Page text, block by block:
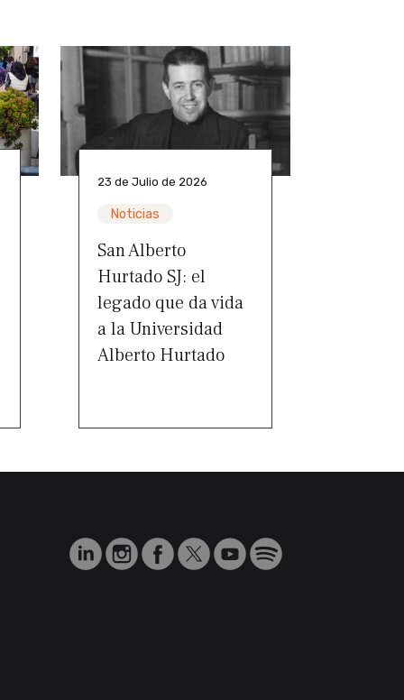
23 de Julio de 2026
Noticias
San Alberto
Hurtado SJ: el
legado que da vida
a la Universidad
Alberto Hurtado